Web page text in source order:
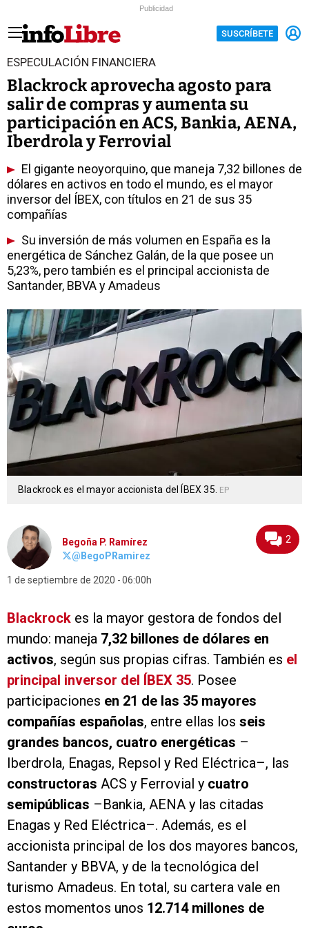
Publicidad
SUSCRÍBETE
ESPECULACIÓN FINANCIERA
Blackrock aprovecha agosto para
salir de compras y aumenta su
participación en ACS, Bankia, AENA,
Iberdrola y Ferrovial
El gigante neoyorquino, que maneja 7,32 billones de
dólares en activos en todo el mundo, es el mayor
inversor del ÍBEX, con títulos en 21 de sus 35
compañías
Su inversión de más volumen en España es la
energética de Sánchez Galán, de la que posee un
5,23%, pero también es el principal accionista de
Santander, BBVA y Amadeus
Blackrock es el mayor accionista del ÍBEX 35. EP
Begoña P. Ramírez
@BegoPRamirez
1 de septiembre de 2020 06:00h
2
Blackrock es la mayor gestora de fondos del
mundo: maneja 7,32 billones de dólares en
activos, según sus propias cifras. También es el
principal inversor del ÍBEX 35. Posee
participaciones en 21 de las 35 mayores
compañías españolas, entre ellas los seis
grandes bancos, cuatro energéticas –
Iberdrola, Enagas, Repsol y Red Eléctrica–, las
constructoras ACS y Ferrovial y cuatro
semipúblicas –Bankia, AENA y las citadas
Enagas y Red Eléctrica–. Además, es el
accionista principal de los dos mayores bancos,
Santander y BBVA, y de la tecnológica del
turismo Amadeus. En total, su cartera vale en
estos momentos unos 12.714 millones de